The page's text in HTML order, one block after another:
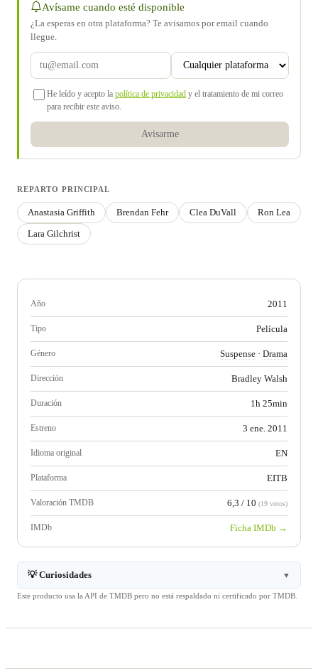
Avísame cuando esté disponible
¿La esperas en otra plataforma? Te avisamos por email cuando
llegue.
He leído y acepto la política de privacidad y el tratamiento de mi correo
para recibir este aviso.
Avisarme
REPARTO PRINCIPAL
Anastasia Griffith Brendan Fehr Clea DuVall
Ron Lea
Lara Gilchrist
Año 2011
Tipo Película
Género Suspense · Drama
Dirección Bradley Walsh
Duración 1h 25min
Estreno 3 ene. 2011
Idioma original EN
Plataforma EITB
Valoración TMDB 6,3 / 10 (19 votos)
IMDb Ficha IMDb →
💡 Curiosidades ▼
Este producto usa la API de TMDB pero no está respaldado ni certificado por TMDB.